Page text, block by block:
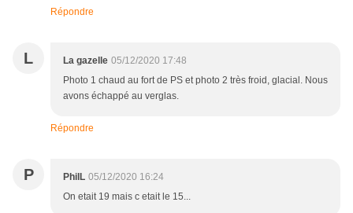
Répondre
L La gazelle 05/12/2020 17:48
Photo 1 chaud au fort de PS et photo 2 très froid, glacial. Nous
avons échappé au verglas.
Répondre
P PhilL 05/12/2020 16:24
On etait 19 mais c etait le 15...